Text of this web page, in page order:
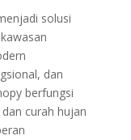
solusi
dan
berfungsi
curah hujan